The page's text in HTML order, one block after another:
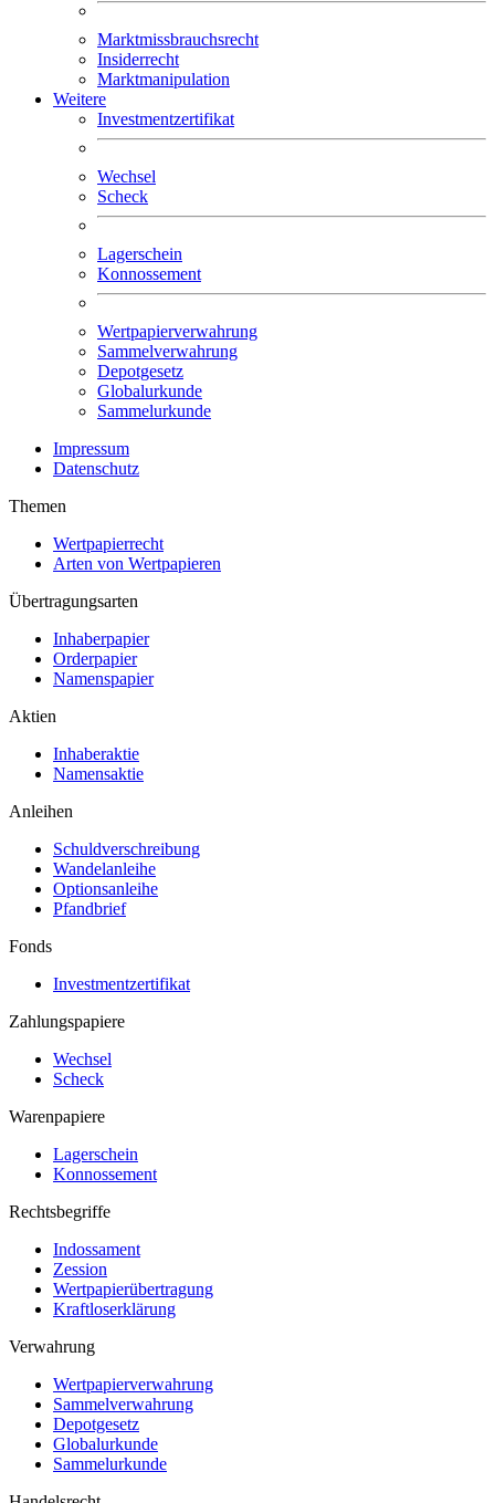
Marktmissbrauchsrecht
Insiderrecht
Marktmanipulation
Weitere
Investmentzertifikat
Wechsel
Scheck
Lagerschein
Konnossement
Wertpapierverwahrung
Sammelverwahrung
Depotgesetz
Globalurkunde
Sammelurkunde
Impressum
Datenschutz
Themen
Wertpapierrecht
Arten von Wertpapieren
Übertragungsarten
Inhaberpapier
Orderpapier
Namenspapier
Aktien
Inhaberaktie
Namensaktie
Anleihen
Schuldverschreibung
Wandelanleihe
Optionsanleihe
Pfandbrief
Fonds
Investmentzertifikat
Zahlungspapiere
Wechsel
Scheck
Warenpapiere
Lagerschein
Konnossement
Rechtsbegriffe
Indossament
Zession
Wertpapierübertragung
Kraftloserklärung
Verwahrung
Wertpapierverwahrung
Sammelverwahrung
Depotgesetz
Globalurkunde
Sammelurkunde